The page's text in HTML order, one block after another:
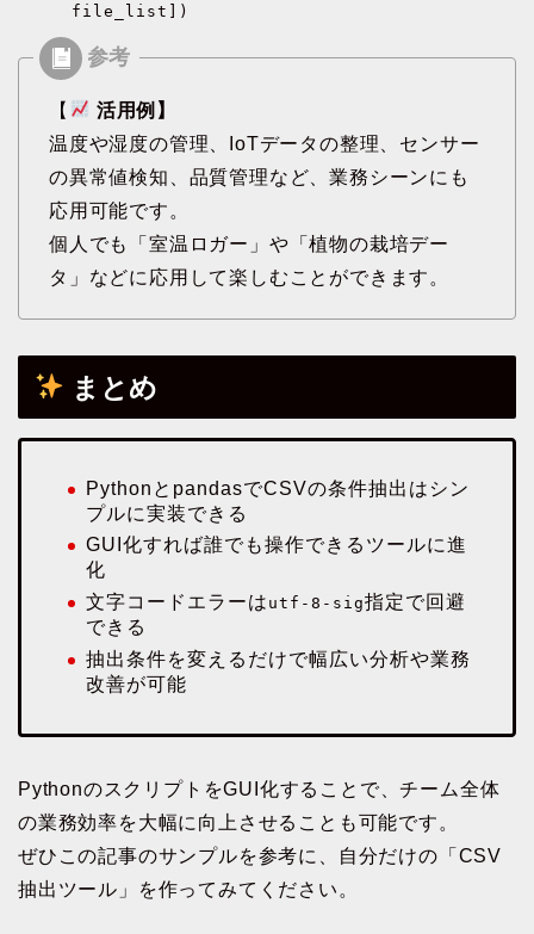
file_list])
【
活用例】
温度や湿度の管理、IoTデータの整理、センサー
の異常値検知、品質管理など、業務シーンにも
応用可能です。
個人でも「室温ロガー」や「植物の栽培デー
タ」などに応用して楽しむことができます。
まとめ
PythonとpandasでCSVの条件抽出はシン
プルに実装できる
GUI化すれば誰でも操作できるツールに進
化
文字コードエラーは utf-8-sig指定で回避
できる
抽出条件を変えるだけで幅広い分析や業務
改善が可能
PythonのスクリプトをGUI化することで、チーム全体
の業務効率を大幅に向上させることも可能です。
ぜひこの記事のサンプルを参考に、自分だけの「CSV
抽出ツール」を作ってみてください。